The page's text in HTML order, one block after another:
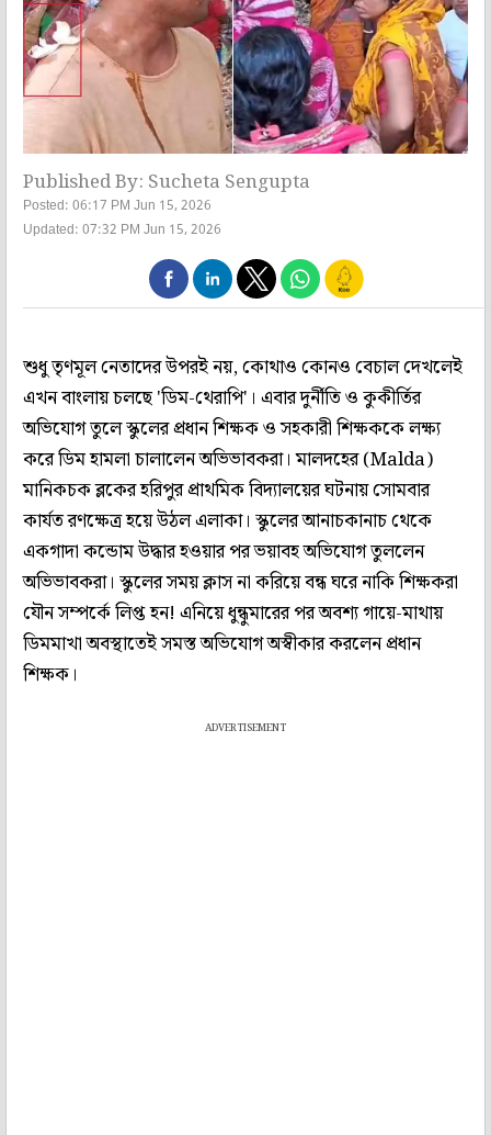
Published By: Sucheta Sengupta
Posted: 06:17 PM Jun 15, 2026
Updated: 07:32 PM Jun 15, 2026
শুধু তৃণমূল নেতাদের উপরই নয়, কোথাও কোনও বেচাল দেখলেই
এখন বাংলায় চলছে 'ডিম-থেরাপি'। এবার দুর্নীতি ও কুকীর্তির
অভিযোগ তুলে স্কুলের প্রধান শিক্ষক ও সহকারী শিক্ষককে লক্ষ্য
করে ডিম হামলা চালালেন অভিভাবকরা। মালদহের (Malda)
মানিকচক ব্লকের হরিপুর প্রাথমিক বিদ্যালয়ের ঘটনায় সোমবার
কার্যত রণক্ষেত্র হয়ে উঠল এলাকা। স্কুলের আনাচকানাচ থেকে
একগাদা কন্ডোম উদ্ধার হওয়ার পর ভয়াবহ অভিযোগ তুললেন
অভিভাবকরা। স্কুলের সময় ক্লাস না করিয়ে বন্ধ ঘরে নাকি শিক্ষকরা
যৌন সম্পর্কে লিপ্ত হন! এনিয়ে ধুন্ধুমারের পর অবশ্য গায়ে-মাথায়
ডিমমাখা অবস্থাতেই সমস্ত অভিযোগ অস্বীকার করলেন প্রধান
শিক্ষক।
ADVERTISEMENT